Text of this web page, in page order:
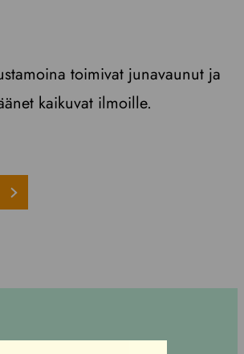
toimivat junavaunut ja
kaikuvat ilmoille.